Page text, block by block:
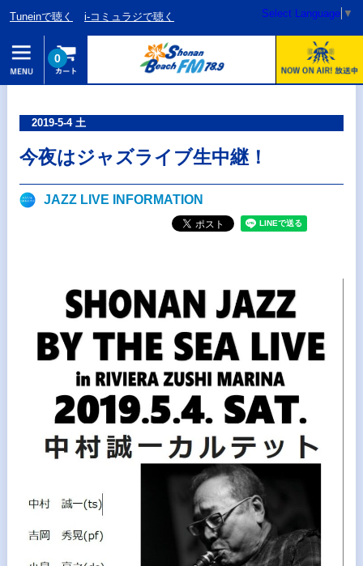
Tuneinで聴く i-コミュラジで聴く Select Language ▼
0
2019-5-4 土
今夜はジャズライブ生中継！
JAZZ LIVE INFORMATION